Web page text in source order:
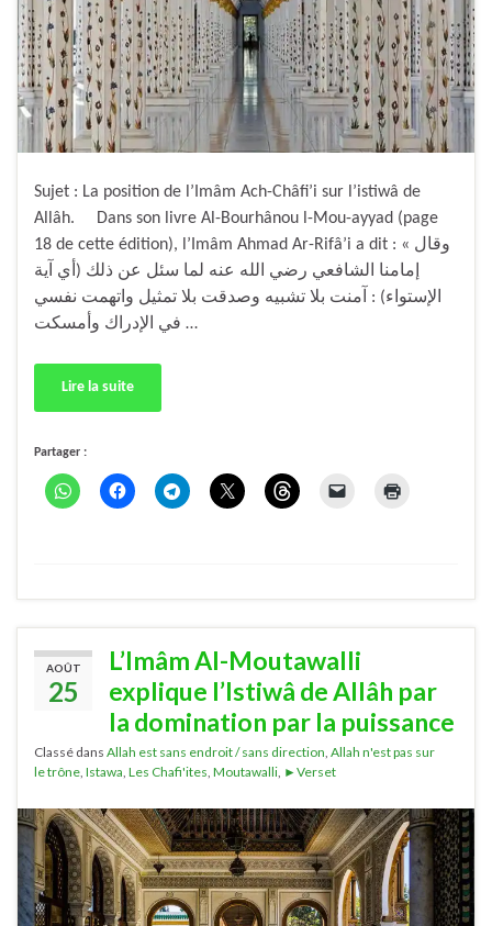
Sujet : La position de l’Imâm Ach-Châfi’i sur l’istiwâ de
Allâh. Dans son livre Al-Bourhânou l-Mou-ayyad (page
18 de cette édition), l’Imâm Ahmad Ar-Rifâ’i a dit : « وقال
إمامنا الشافعي رضي الله عنه لما سئل عن ذلك (أي آية
الإستواء) : آمنت بلا تشبيه وصدقت بلا تمثيل واتهمت نفسي
في الإدراك وأمسكت …
Lire la suite
Partager :
AOÛT
25
L’Imâm Al-Moutawalli
explique l’Istiwâ de Allâh par
la domination par la puissance
Classé dans Allah est sans endroit / sans direction, Allah n'est pas sur
le trône, Istawa, Les Chafi'ites, Moutawalli, ►Verset